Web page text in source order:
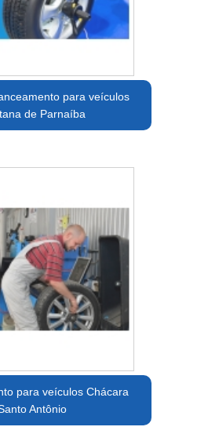
para veículos
de Parnaíba
para veículos Chácara
Antônio